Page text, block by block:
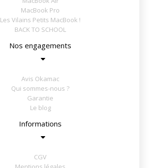
MacBook Pro
Les Vilains Petits MacBook !
BACK TO SCHOOL
Nos engagements
Avis Okamac
Qui sommes-nous ?
Garantie
Le blog
Informations
CGV